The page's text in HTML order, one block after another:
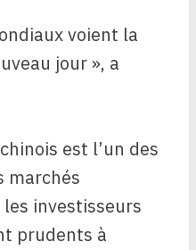
voient la
jour », a
est l’un des
marchés
investisseurs
prudents à